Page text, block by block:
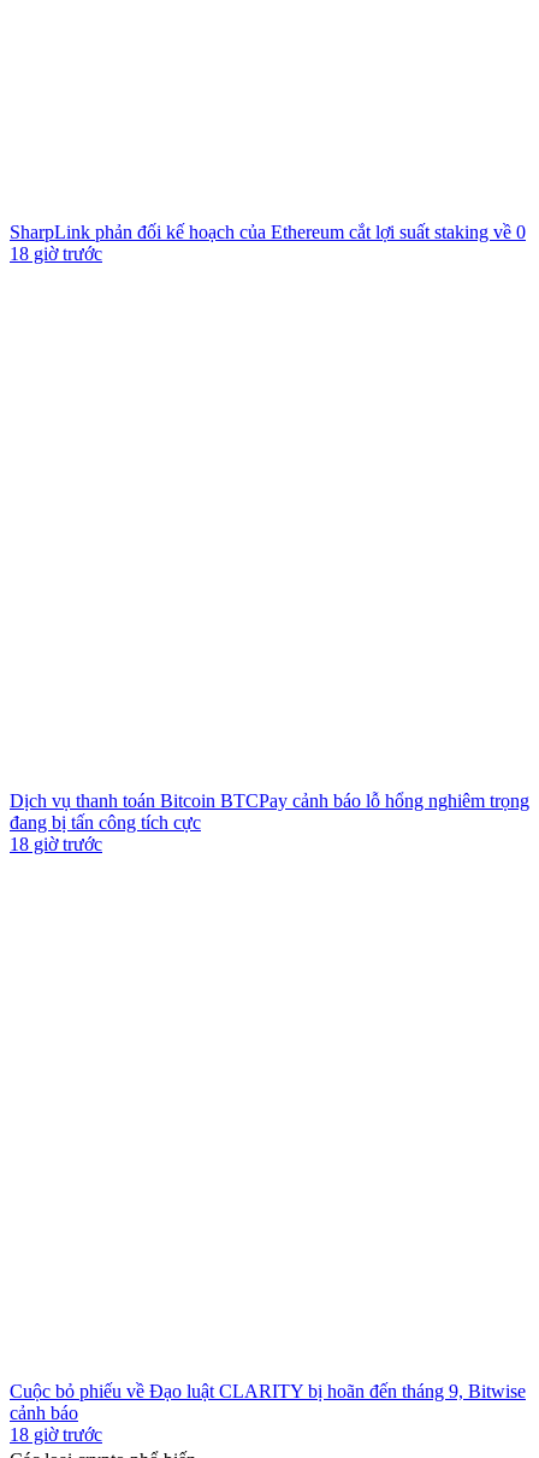
SharpLink phản đối kế hoạch của Ethereum cắt lợi suất staking về 0
18 giờ trước
Dịch vụ thanh toán Bitcoin BTCPay cảnh báo lỗ hổng nghiêm trọng
đang bị tấn công tích cực
18 giờ trước
Cuộc bỏ phiếu về Đạo luật CLARITY bị hoãn đến tháng 9, Bitwise
cảnh báo
18 giờ trước